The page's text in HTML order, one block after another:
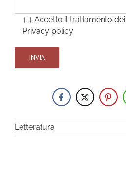
Accetto il trattamento
Privacy policy
Letteratura